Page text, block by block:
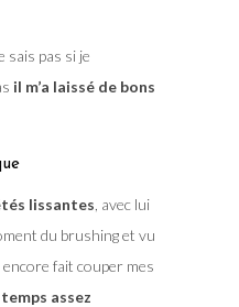
sais pas si je
il m’a laissé de bons
lissantes , avec lui
du brushing et vu
encore fait couper mes
assez